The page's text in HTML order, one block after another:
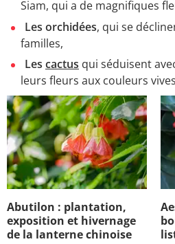
Siam, qui a de magnifiques
Les orchidées, qui se
familles,
Les cactus qui séduisent
leurs fleurs aux couleurs
Abutilon : plantation,
exposition et hivernage
de la lanterne chinoise